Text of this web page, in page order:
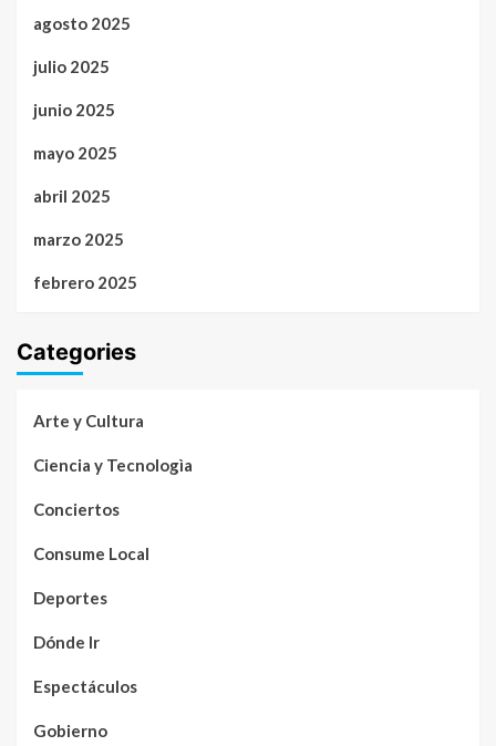
agosto 2025
julio 2025
junio 2025
mayo 2025
abril 2025
marzo 2025
febrero 2025
Categories
Arte y Cultura
Ciencia y Tecnologìa
Conciertos
Consume Local
Deportes
Dónde Ir
Espectáculos
Gobierno